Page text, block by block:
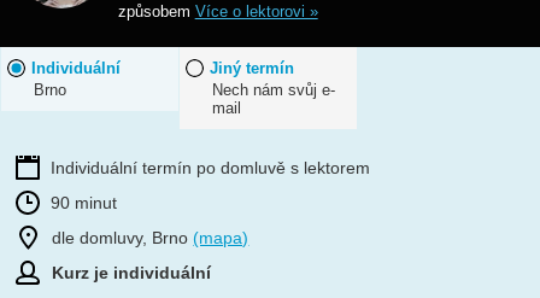
způsobem Více o lektorovi »
Individuální
Brno
Jiný termín
Nech nám svůj e-
mail
Individuální termín po domluvě s lektorem
90 minut
dle domluvy, Brno(mapa)
Kurz je individuální